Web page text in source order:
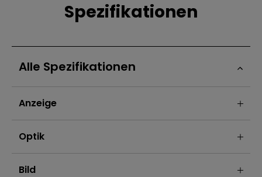
Spezifikationen
Alle Spezifikationen
Anzeige
Optik
Bild